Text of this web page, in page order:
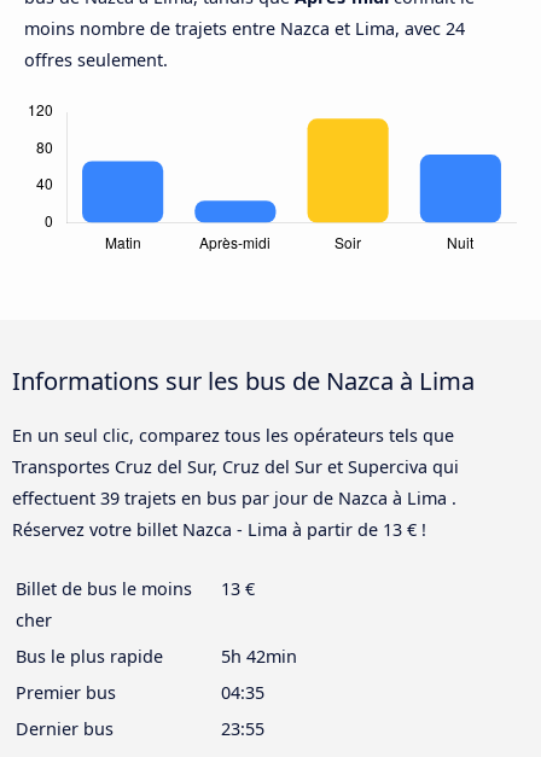
moins nombre de trajets entre Nazca et Lima, avec 24
offres seulement.
Informations sur les bus de Nazca à Lima
En un seul clic, comparez tous les opérateurs tels que
Transportes Cruz del Sur, Cruz del Sur et Superciva qui
effectuent 39 trajets en bus par jour de Nazca à Lima .
Réservez votre billet Nazca - Lima à partir de 13 € !
Billet de bus le moins
cher
13 €
Bus le plus rapide
5h 42min
Premier bus
04:35
Dernier bus
23:55